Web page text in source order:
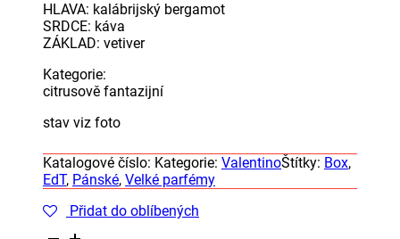
HLAVA: kalábrijský bergamot
SRDCE: káva
ZÁKLAD: vetiver
Kategorie:
citrusově fantazijní
stav viz foto
Katalogové číslo: Kategorie: ValentinoŠtítky: Box,
EdT, Pánské, Velké parfémy
Přidat do oblíbených